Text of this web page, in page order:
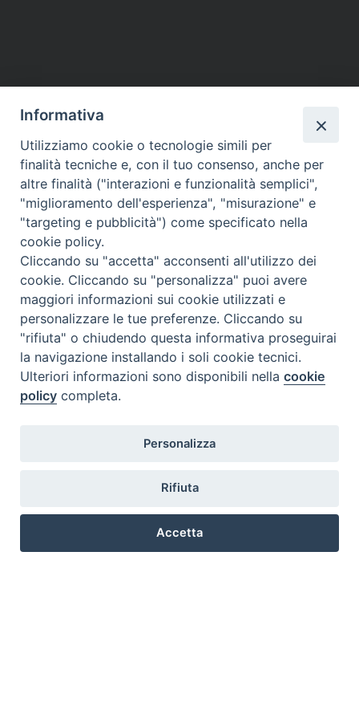
Informativa
Utilizziamo cookie o tecnologie simili per
finalità tecniche e, con il tuo consenso, anche per
altre finalità ("interazioni e funzionalità semplici",
"miglioramento dell'esperienza", "misurazione" e
"targeting e pubblicità") come specificato nella
cookie policy.
Cliccando su "accetta" acconsenti all'utilizzo dei
cookie. Cliccando su "personalizza" puoi avere
maggiori informazioni sui cookie utilizzati e
personalizzare le tue preferenze. Cliccando su
"rifiuta" o chiudendo questa informativa proseguirai
la navigazione installando i soli cookie tecnici.
Ulteriori informazioni sono disponibili nellacookie
policy completa.
Personalizza
Rifiuta
Accetta